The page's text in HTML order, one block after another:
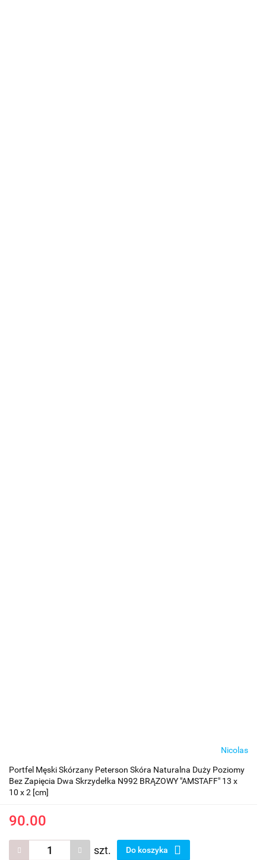
Nicolas
Portfel Męski Skórzany Peterson Skóra Naturalna Duży Poziomy
Bez Zapięcia Dwa Skrzydełka N992 BRĄZOWY "AMSTAFF" 13 x
10 x 2 [cm]
90.00
szt. Do koszyka